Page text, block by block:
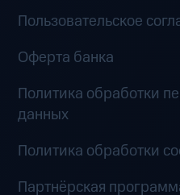
Пользовательское
Оферта банка
Политика обработки
данных
Политика обработки
Партнёрская